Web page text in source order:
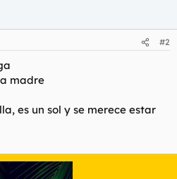
#2
madre
es un sol y se merece estar